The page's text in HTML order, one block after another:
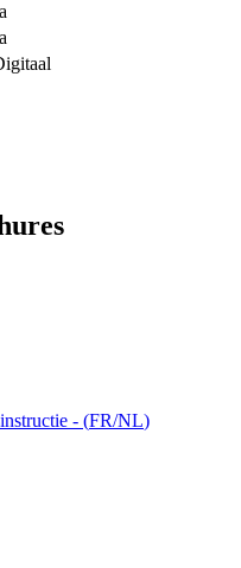
- (FR/NL)